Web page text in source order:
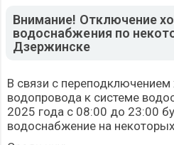
Внимание! Отключение
водоснабжения по
Дзержинске
В связи с переподключением
водопровода к системе
2025 года с 08:00 до 23:00
водоснабжение на